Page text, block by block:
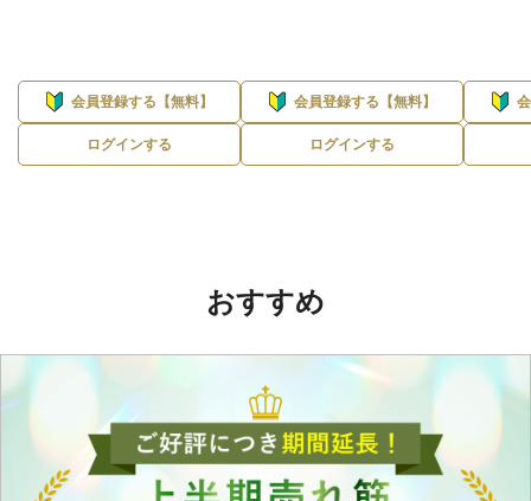
会員登録する【無料】
ログインする
会員登録する【無料】
ログインする
おすすめ